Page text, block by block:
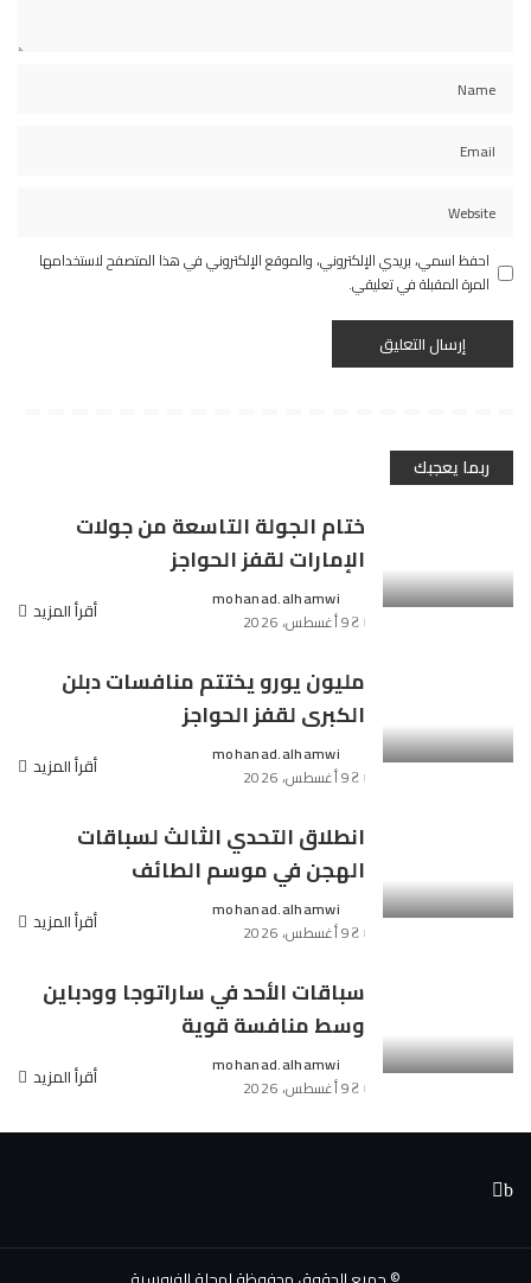
احفظ اسمي، بريدي الإلكتروني، والموقع الإلكتروني في هذا المتصفح لاستخدامها
المرة المقبلة في تعليقي.
ربما يعجبك
ختام الجولة التاسعة من جولات
الإمارات لقفز الحواجز
Posted
by
mohanad.alhamwi
9 أغسطس، 2026
أقرأ المزيد
مليون يورو يختتم منافسات دبلن
الكبرى لقفز الحواجز
Posted
by
mohanad.alhamwi
9 أغسطس، 2026
أقرأ المزيد
انطلاق التحدي الثالث لسباقات
الهجن في موسم الطائف
Posted
by
mohanad.alhamwi
9 أغسطس، 2026
أقرأ المزيد
سباقات الأحد في ساراتوجا وودباين
وسط منافسة قوية
Posted
by
mohanad.alhamwi
9 أغسطس، 2026
أقرأ المزيد